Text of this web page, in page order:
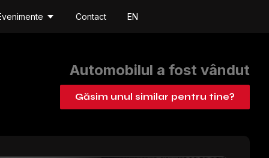
Contact EN
Automobilul a fost vândut
Găsim unul similar pentru tine?